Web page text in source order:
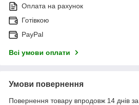
Оплата на рахунок
Готівкою
PayPal
Всі умови оплати
Умови повернення
Повернення товару впродовж 14 днів